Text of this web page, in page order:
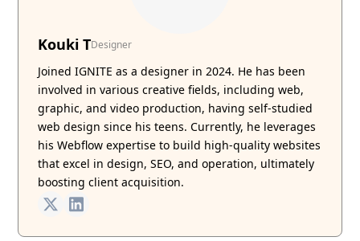
Kouki TDesigner
Joined IGNITE as a designer in 2024. He has been
involved in various creative fields, including web,
graphic, and video production, having self-studied
web design since his teens. Currently, he leverages
his Webflow expertise to build high-quality websites
that excel in design, SEO, and operation, ultimately
boosting client acquisition.